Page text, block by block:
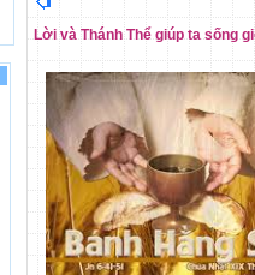
Lời và Thánh Thể giúp ta sống